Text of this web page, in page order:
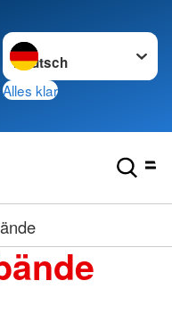
Sprache wechseln zu
Alles klar